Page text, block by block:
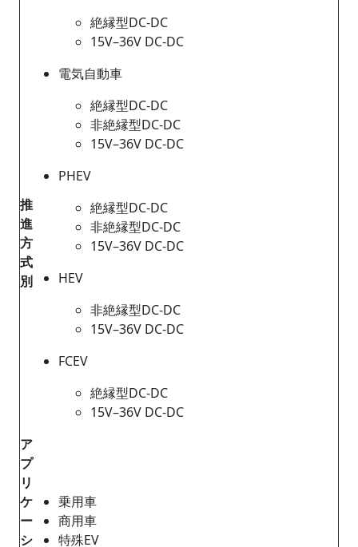
絶縁型DC-DC
15V–36V DC-DC
推
進
方
式
別
電気自動車
絶縁型DC-DC
非絶縁型DC-DC
15V–36V DC-DC
PHEV
絶縁型DC-DC
非絶縁型DC-DC
15V–36V DC-DC
HEV
非絶縁型DC-DC
15V–36V DC-DC
FCEV
絶縁型DC-DC
15V–36V DC-DC
ア
プ
リ
ケ
ー
シ
乗用車
商用車
特殊EV